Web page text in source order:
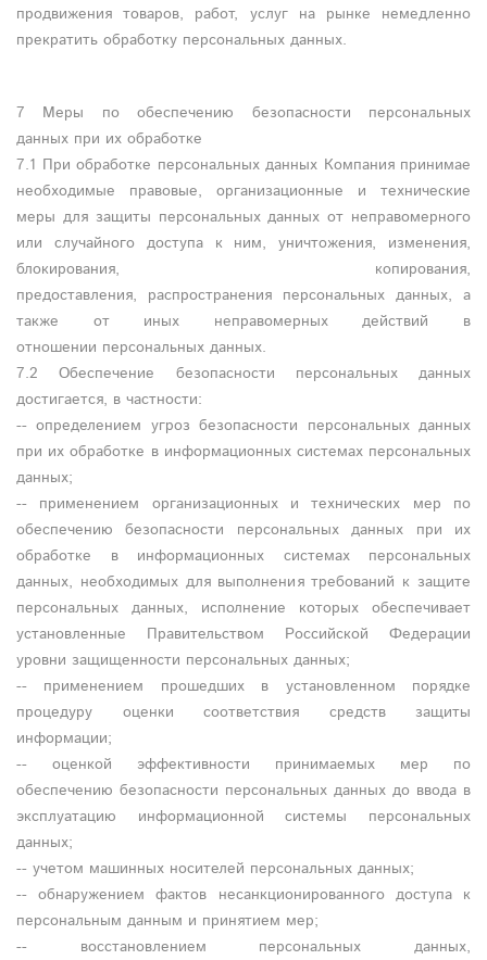
продвижения товаров, работ, услуг на рынке немедленно
прекратить обработку персональных данных.
7 Меры по обеспечению безопасности персональных
данных при их обработке
7.1 При обработке персональных данных Компания принимае
необходимые правовые, организационные и технические
меры для защиты персональных данных от неправомерного
или случайного доступа к ним, уничтожения, изменения,
блокирования, копирования,
предоставления, распространения персональных данных, а
также от иных неправомерных действий в
отношении персональных данных.
7.2 Обеспечение безопасности персональных данных
достигается, в частности:
-- определением угроз безопасности персональных данных
при их обработке в информационных системах персональных
данных;
-- применением организационных и технических мер по
обеспечению безопасности персональных данных при их
обработке в информационных системах персональных
данных, необходимых для выполнения требований к защите
персональных данных, исполнение которых обеспечивает
установленные Правительством Российской Федерации
уровни защищенности персональных данных;
-- применением прошедших в установленном порядке
процедуру оценки соответствия средств защиты
информации;
-- оценкой эффективности принимаемых мер по
обеспечению безопасности персональных данных до ввода в
эксплуатацию информационной системы персональных
данных;
-- учетом машинных носителей персональных данных;
-- обнаружением фактов несанкционированного доступа к
персональным данным и принятием мер;
-- восстановлением персональных данных,